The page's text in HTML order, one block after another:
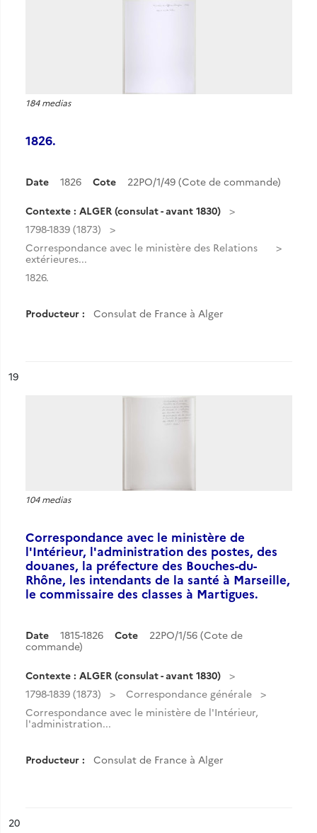
184 medias
1826.
Date 1826 Cote 22PO/1/49 (Cote de commande)
Contexte : ALGER (consulat - avant 1830)
1798-1839 (1873)
Correspondance avec le ministère des Relations
extérieures...
1826.
Producteur : Consulat de France à Alger
n°
19
104 medias
Correspondance avec le ministère de
l'Intérieur, l'administration des postes, des
douanes, la préfecture des Bouches-du-
Rhône, les intendants de la santé à Marseille,
le commissaire des classes à Martigues.
Date 1815-1826 Cote
22PO/1/56 (Cote de
commande)
Contexte : ALGER (consulat - avant 1830)
1798-1839 (1873)
Correspondance générale
Correspondance avec le ministère de l'Intérieur,
l'administration...
Producteur : Consulat de France à Alger
n°
20